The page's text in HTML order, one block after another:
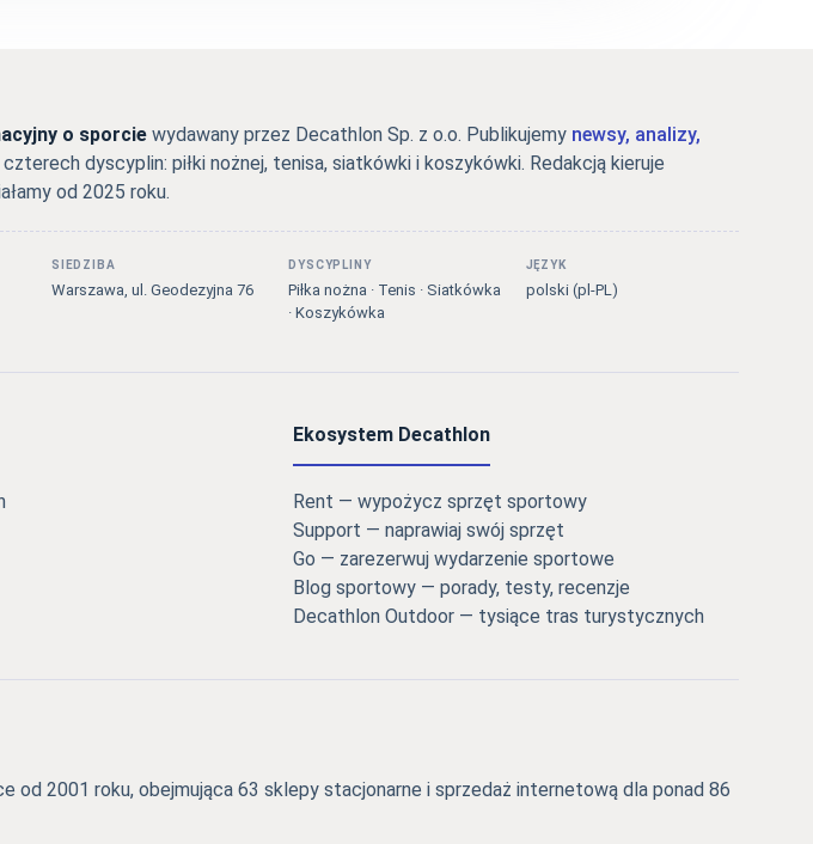
o sporciewydawany przez Decathlon Sp. z o.o. Publikujemy newsy, analizy,
czterech dyscyplin: piłki nożnej, tenisa, siatkówki i koszykówki. Redakcją kieruje
od 2025 roku.
SIEDZIBA
Warszawa, ul. Geodezyjna 76
DYSCYPLINY
Piłka nożna · Tenis · Siatkówka
· Koszykówka
JĘZYK
polski (pl-PL)
Ekosystem Decathlon
Rent — wypożycz sprzęt sportowy
Support — naprawiaj swój sprzęt
Go — zarezerwuj wydarzenie sportowe
Blog sportowy — porady, testy, recenzje
Decathlon Outdoor — tysiące tras turystycznych
od 2001 roku, obejmująca 63 sklepy stacjonarne i sprzedaż internetową dla ponad 86